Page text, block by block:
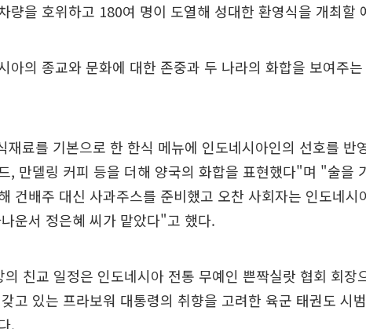
량을 호위하고 180여 명이 도열해 성대한 환영식을 개최할
아의 종교와 문화에 대한 존중과 두 나라의 화합을 보여주
재료를 기본으로 한 한식 메뉴에 인도네시아인의 선호를 반
, 만델링 커피 등을 더해 양국의 화합을 표현했다"며 "술을
건배주 대신 사과주스를 준비했고 오찬 사회자는 인도네시
운서 정은혜 씨가 맡았다"고 했다.
친교 일정은 인도네시아 전통 무예인 쁜짝실랏 협회 회장
고 있는 프라보워 대통령의 취향을 고려한 육군 태권도 시
.